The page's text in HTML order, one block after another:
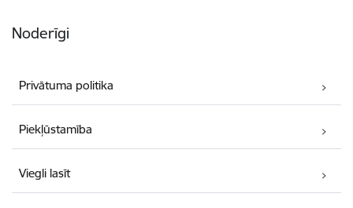
Noderīgi
Privātuma politika
Piekļūstamība
Viegli lasīt